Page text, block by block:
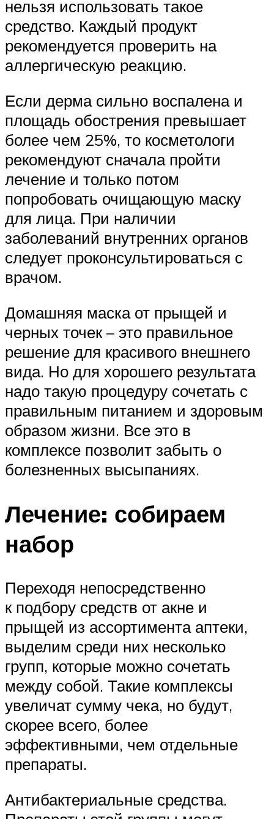
нельзя использовать такое
средство. Каждый продукт
рекомендуется проверить на
аллергическую реакцию.
Если дерма сильно воспалена и
площадь обострения превышает
более чем 25%, то косметологи
рекомендуют сначала пройти
лечение и только потом
попробовать очищающую маску
для лица. При наличии
заболеваний внутренних органов
следует проконсультироваться с
врачом.
Домашняя маска от прыщей и
черных точек – это правильное
решение для красивого внешнего
вида. Но для хорошего результата
надо такую процедуру сочетать с
правильным питанием и здоровым
образом жизни. Все это в
комплексе позволит забыть о
болезненных высыпаниях.
Лечение: собираем
набор
Переходя непосредственно
к подбору средств от акне и
прыщей из ассортимента аптеки,
выделим среди них несколько
групп, которые можно сочетать
между собой. Такие комплексы
увеличат сумму чека, но будут,
скорее всего, более
эффективными, чем отдельные
препараты.
Антибактериальные средства.